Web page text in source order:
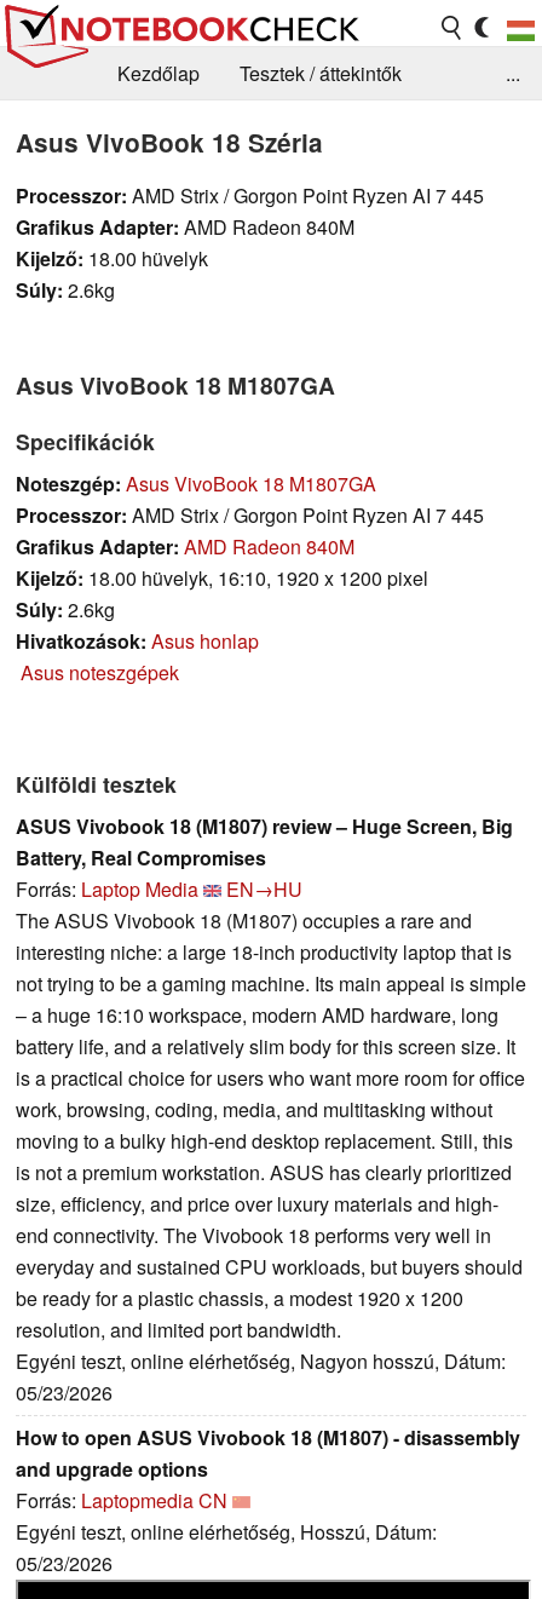
Kezdőlap
Tesztek / áttekintők
GYIK / Technológia / Benchmarkok
...
Asus VivoBook 18 Széria
Processzor: AMD Strix / Gorgon Point Ryzen AI 7 445
Grafikus Adapter: AMD Radeon 840M
Kijelző: 18.00 hüvelyk
Súly: 2.6kg
Asus VivoBook 18 M1807GA
Specifikációk
Noteszgép: Asus VivoBook 18 M1807GA
Processzor: AMD Strix / Gorgon Point Ryzen AI 7 445
Grafikus Adapter: AMD Radeon 840M
Kijelző: 18.00 hüvelyk, 16:10, 1920 x 1200 pixel
Súly: 2.6kg
Hivatkozások: Asus honlap
Asus noteszgépek
Külföldi tesztek
ASUS Vivobook 18 (M1807) review – Huge Screen, Big
Battery, Real Compromises
Forrás: Laptop Media
EN→HU
The ASUS Vivobook 18 (M1807) occupies a rare and
interesting niche: a large 18-inch productivity laptop that is
not trying to be a gaming machine. Its main appeal is simple
– a huge 16:10 workspace, modern AMD hardware, long
battery life, and a relatively slim body for this screen size. It
is a practical choice for users who want more room for office
work, browsing, coding, media, and multitasking without
moving to a bulky high-end desktop replacement. Still, this
is not a premium workstation. ASUS has clearly prioritized
size, efficiency, and price over luxury materials and high-
end connectivity. The Vivobook 18 performs very well in
everyday and sustained CPU workloads, but buyers should
be ready for a plastic chassis, a modest 1920 x 1200
resolution, and limited port bandwidth.
Egyéni teszt, online elérhetőség, Nagyon hosszú, Dátum:
05/23/2026
How to open ASUS Vivobook 18 (M1807) - disassembly
and upgrade options
Forrás: Laptopmedia CN
Egyéni teszt, online elérhetőség, Hosszú, Dátum:
05/23/2026